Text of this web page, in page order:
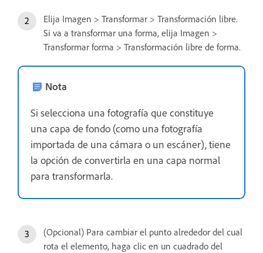
Elija Imagen > Transformar > Transformación libre.
Si va a transformar una forma, elija Imagen >
Transformar forma > Transformación libre de forma.
Nota
Si selecciona una fotografía que constituye
una capa de fondo (como una fotografía
importada de una cámara o un escáner), tiene
la opción de convertirla en una capa normal
para transformarla.
(Opcional) Para cambiar el punto alrededor del cual
rota el elemento, haga clic en un cuadrado del